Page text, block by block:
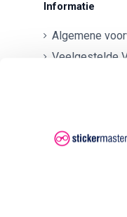
Informatie
Algemene
Veelgestelde
Klachten